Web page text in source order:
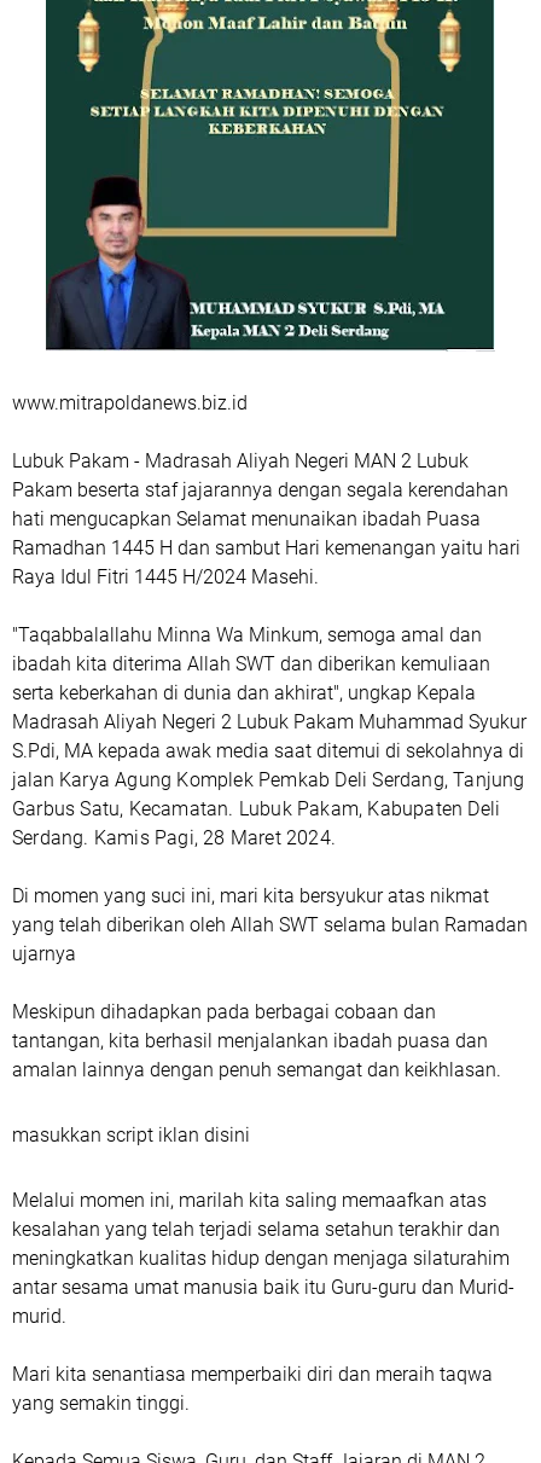
www.mitrapoldanews.biz.id
Lubuk Pakam - Madrasah Aliyah Negeri MAN 2 Lubuk
Pakam beserta staf jajarannya dengan segala kerendahan
hati mengucapkan Selamat menunaikan ibadah Puasa
Ramadhan 1445 H dan sambut Hari kemenangan yaitu hari
Raya Idul Fitri 1445 H/2024 Masehi.
"Taqabbalallahu Minna Wa Minkum, semoga amal dan
ibadah kita diterima Allah SWT dan diberikan kemuliaan
serta keberkahan di dunia dan akhirat", ungkap Kepala
Madrasah Aliyah Negeri 2 Lubuk Pakam Muhammad Syukur
S.Pdi, MA kepada awak media saat ditemui di sekolahnya di
jalan Karya Agung Komplek Pemkab Deli Serdang, Tanjung
Garbus Satu, Kecamatan. Lubuk Pakam, Kabupaten Deli
Serdang. Kamis Pagi, 28 Maret 2024.
Di momen yang suci ini, mari kita bersyukur atas nikmat
yang telah diberikan oleh Allah SWT selama bulan Ramadan
ujarnya
Meskipun dihadapkan pada berbagai cobaan dan
tantangan, kita berhasil menjalankan ibadah puasa dan
amalan lainnya dengan penuh semangat dan keikhlasan.
masukkan script iklan disini
Melalui momen ini, marilah kita saling memaafkan atas
kesalahan yang telah terjadi selama setahun terakhir dan
meningkatkan kualitas hidup dengan menjaga silaturahim
antar sesama umat manusia baik itu Guru-guru dan Murid-
murid.
Mari kita senantiasa memperbaiki diri dan meraih taqwa
yang semakin tinggi.